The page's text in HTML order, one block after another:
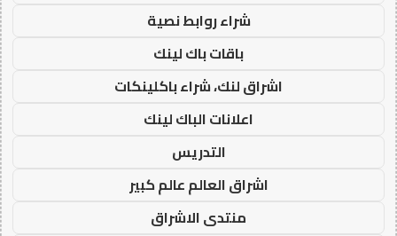
شراء روابط نصية
باقات باك لينك
اشراق لنك، شراء باكلينكات
اعلانات الباك لينك
التدريس
اشراق العالم عالم كبير
منتدى الاشراق